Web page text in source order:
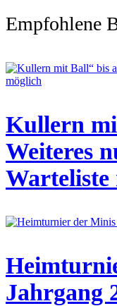
Empfohlene
Kullern
Weiteres
Warteliste
Jahrgang